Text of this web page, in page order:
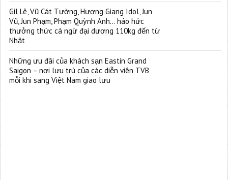
Gil Lê, Vũ Cát Tường, Hương Giang Idol, Jun
Vũ, Jun Phạm, Phạm Quỳnh Anh… háo hức
thưởng thức cá ngừ đại dương 110kg đến từ
Nhật
Những ưu đãi của khách sạn Eastin Grand
Saigon – nơi lưu trú của các diễn viên TVB
mỗi khi sang Việt Nam giao lưu